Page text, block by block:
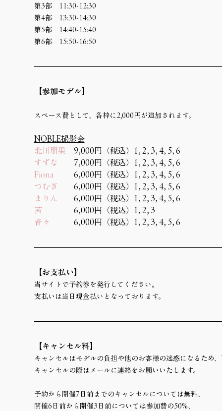
第3部　11:30-12:30
第4部　13:30-14:30
第5部　14:40-15:40
第6部　15:50-16:50
【参加モデル】
スペース費として、各枠に2,000円が追加されます。
NOBLE撮影会
北川朋果 9,000円（税込）1, 2, 3, 4, 5, 6
すずな
7,000円（税込）1, 2, 3, 4, 5, 6
Fiona
  　　 6,000円（税込）1, 2, 3, 4, 5, 6
つむぎ 6,000円（税込）1, 2, 3, 4, 5, 6
まりん 6,000円（税込）1, 2, 3, 4, 5, 6
茜 6,000円（税込）1, 2, 3
音々
6,000円（税込）1, 2, 3, 4, 5, 6
【お支払い】
当サイトで予約券を発行してください。
支払いは当日現金払いとなっております。
【キャンセル料】
キャンセルはモデルの負担や他のお客様の迷惑になるため
キャンセルの際はメールに連絡をお願いいたします。
予約から開催7日前までのキャンセルについては無料、
開催6日前から開催3日前については参加費の50%、